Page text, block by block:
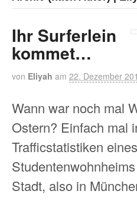
Ihr Surferlein
kommet…
von Eliyah am 22. Dezember
Wann war noch mal
Ostern? Einfach mal
Trafficstatistiken eines
Stadt, also in